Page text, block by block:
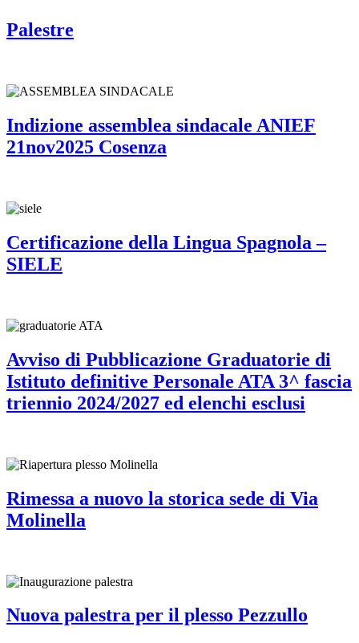
Palestre
Indizione assemblea sindacale ANIEF
21nov2025 Cosenza
Certificazione della Lingua Spagnola –
SIELE
Avviso di Pubblicazione Graduatorie di
Istituto definitive Personale ATA 3^ fascia
triennio 2024/2027 ed elenchi esclusi
Rimessa a nuovo la storica sede di Via
Molinella
Nuova palestra per il plesso Pezzullo